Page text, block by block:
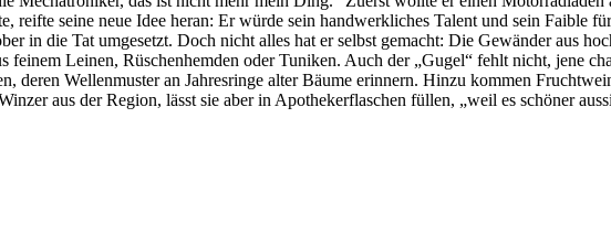
reifte seine neue Idee heran: Er würde sein handwerkliches Talent und sein Faible
in die Tat umgesetzt. Doch nicht alles hat er selbst gemacht: Die Gewänder aus
Leinen, Rüschenhemden oder Tuniken. Auch der „Gugel“ fehlt nicht, jene
Wellenmuster an Jahresringe alter Bäume erinnern. Hinzu kommen
aus der Region, lässt sie aber in Apothekerflaschen füllen, „weil es schöner